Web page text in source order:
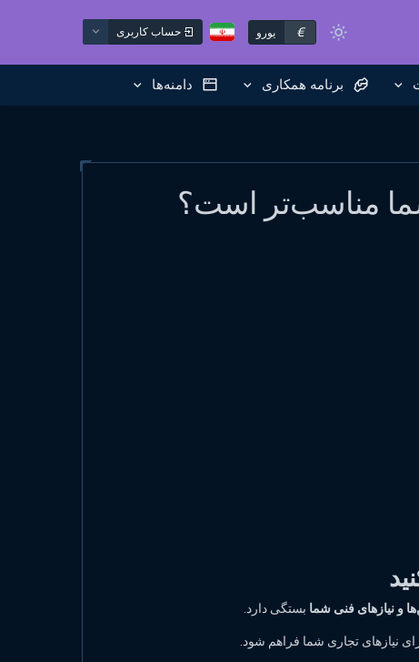
€ یورو حساب کاربری
برنامه همکاری دامنه‌ها
و نیازهای فنی شما بستگی دارد.
نیازهای تجاری شما فراهم شود.